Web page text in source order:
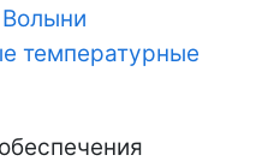
Волыни
температурные